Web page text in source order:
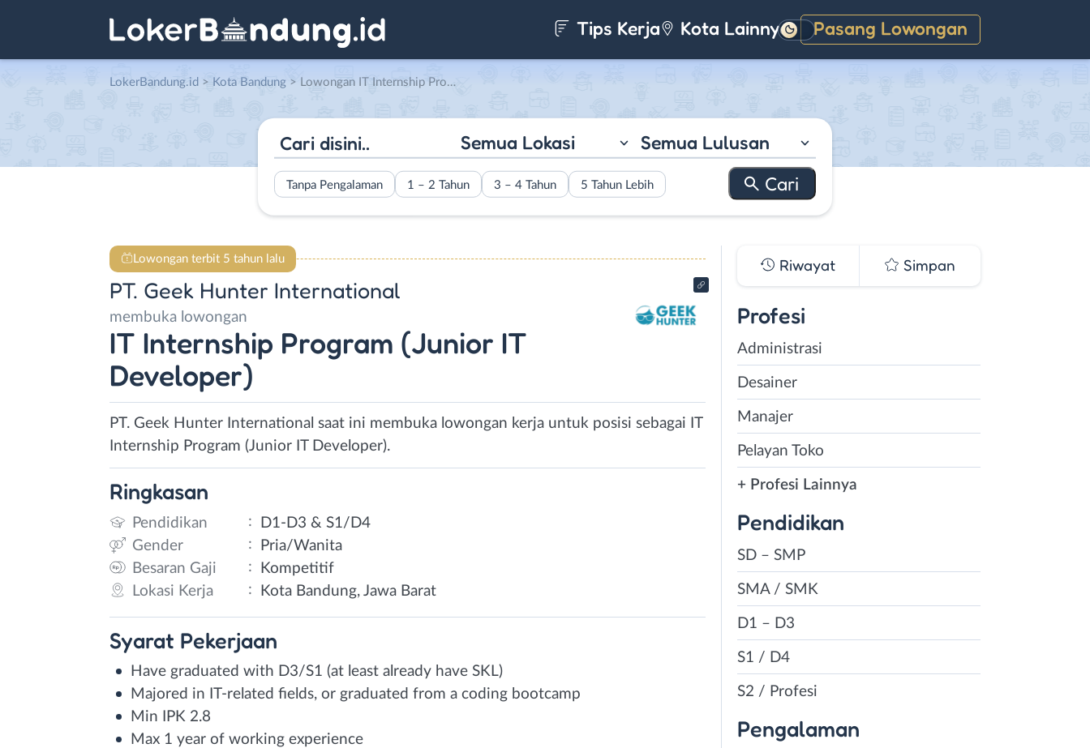
Tips Kerja Kota Lainnya Pasang Lowongan
Gelap
LokerBandung.id > Kota Bandung > Lowongan IT Internship Program (Junior IT Developer) di PT. Geek Hunter International
Semua Lokasi Semua Lulusan
Tanpa Pengalaman 1 – 2 Tahun 3 – 4 Tahun 5 Tahun Lebih
Lowongan terbit 5 tahun lalu
PT. Geek Hunter International
membuka lowongan
IT Internship Program (Junior IT
Developer)
PT. Geek Hunter International saat ini membuka lowongan kerja untuk posisi sebagai IT
Internship Program (Junior IT Developer).
Ringkasan
Pendidikan :
D1-D3 & S1/D4
Gender
:
Pria/Wanita
Besaran Gaji
:
Kompetitif
Lokasi Kerja
: Kota Bandung, Jawa Barat
Syarat Pekerjaan
Have graduated with D3/S1 (at least already have SKL)
Majored in IT-related fields, or graduated from a coding bootcamp
Min IPK 2.8
Max 1 year of working experience
Riwayat Simpan
Profesi
Administrasi
Desainer
Manajer
Pelayan Toko
+ Profesi Lainnya
Pendidikan
SD – SMP
SMA / SMK
D1 – D3
S1 / D4
S2 / Profesi
Pengalaman